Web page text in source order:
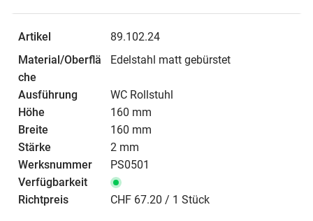
89.102.24
Edelstahl matt gebürstet
WC Rollstuhl
160 mm
160 mm
2 mm
PS0501
CHF 67.20 / 1 Stück